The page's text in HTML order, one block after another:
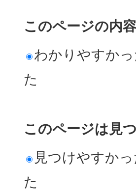
このページの内
わかりやすかっ
た
このページは見
見つけやすかっ
た